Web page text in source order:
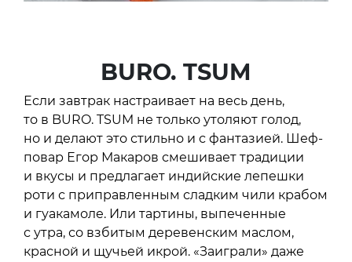
BURO. TSUM
Если завтрак настраивает на весь день,
то в BURO. TSUM не только утоляют голод,
но и делают это стильно и с фантазией. Шеф-
повар Егор Макаров смешивает традиции
и вкусы и предлагает индийские лепешки
роти с приправленным сладким чили крабом
и гуакамоле. Или тартины, выпеченные
с утра, со взбитым деревенским маслом,
красной и щучьей икрой. «Заиграли» даже